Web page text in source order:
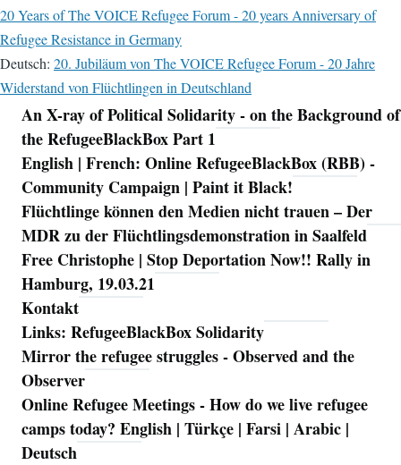
20 Years of The VOICE Refugee Forum - 20 years Anniversary of
Refugee Resistance in Germany
Deutsch: 20. Jubiläum von The VOICE Refugee Forum - 20 Jahre
Widerstand von Flüchtlingen in Deutschland
Navigation
An X-ray of Political Solidarity - on the Background of
the RefugeeBlackBox Part 1
English | French: Online RefugeeBlackBox (RBB) -
Community Campaign | Paint it Black!
Flüchtlinge können den Medien nicht trauen – Der
MDR zu der Flüchtlingsdemonstration in Saalfeld
Free Christophe | Stop Deportation Now!! Rally in
Hamburg, 19.03.21
Kontakt
Links: RefugeeBlackBox Solidarity
Mirror the refugee struggles - Observed and the
Observer
Online Refugee Meetings - How do we live refugee
camps today? English | Türkçe | Farsi | Arabic |
Deutsch